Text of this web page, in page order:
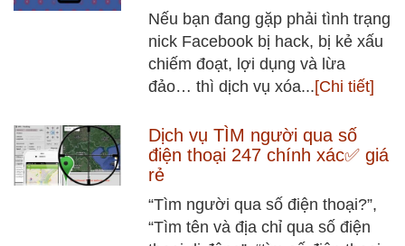
Nếu bạn đang gặp phải tình trạng
nick Facebook bị hack, bị kẻ xấu
chiếm đoạt, lợi dụng và lừa
đảo… thì dịch vụ xóa...[Chi tiết]
Dịch vụ TÌM người qua số
điện thoại 247 chính xác✅ giá
rẻ
“Tìm người qua số điện thoại?”,
“Tìm tên và địa chỉ qua số điện